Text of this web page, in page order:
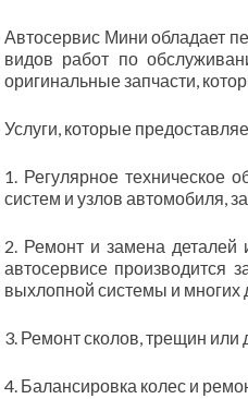
Автосервис Мини обладает
видов работ по
оригинальные запчасти,
Услуги, которые
1. Регулярное техническое
систем и узлов автомобиля,
2. Ремонт и замена
автосервисе производится
выхлопной системы и многих
3. Ремонт сколов, трещин или
4. Балансировка колес и